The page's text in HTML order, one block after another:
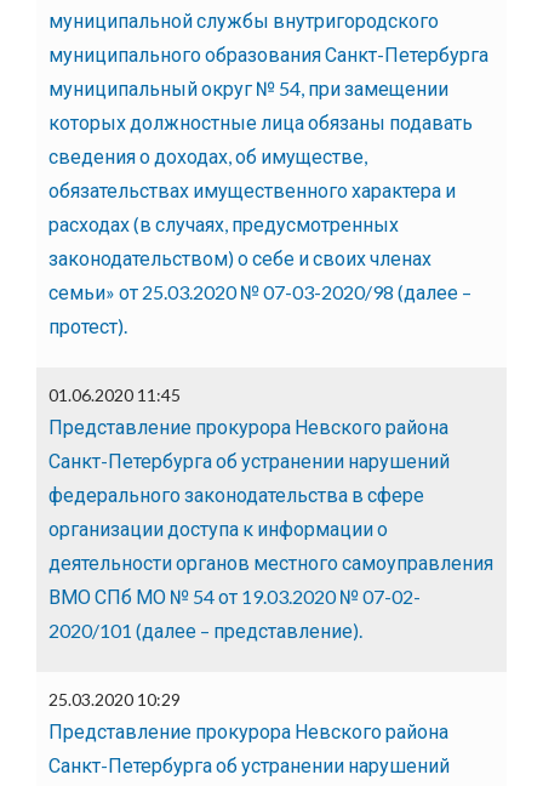
муниципальной службы внутригородского
муниципального образования Санкт-Петербурга
муниципальный округ № 54, при замещении
которых должностные лица обязаны подавать
сведения о доходах, об имуществе,
обязательствах имущественного характера и
расходах (в случаях, предусмотренных
законодательством) о себе и своих членах
семьи» от 25.03.2020 № 07-03-2020/98 (далее –
протест).
01.06.2020 11:45
Представление прокурора Невского района
Санкт-Петербурга об устранении нарушений
федерального законодательства в сфере
организации доступа к информации о
деятельности органов местного самоуправления
ВМО СПб МО № 54 от 19.03.2020 № 07-02-
2020/101 (далее – представление).
25.03.2020 10:29
Представление прокурора Невского района
Санкт-Петербурга об устранении нарушений